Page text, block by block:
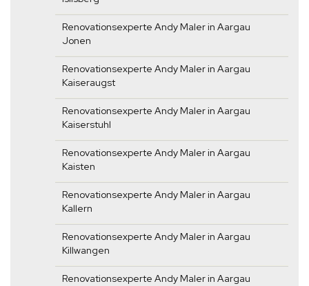
Renovationsexperte Andy Maler in Aargau
Jonen
Renovationsexperte Andy Maler in Aargau
Kaiseraugst
Renovationsexperte Andy Maler in Aargau
Kaiserstuhl
Renovationsexperte Andy Maler in Aargau
Kaisten
Renovationsexperte Andy Maler in Aargau
Kallern
Renovationsexperte Andy Maler in Aargau
Killwangen
Renovationsexperte Andy Maler in Aargau